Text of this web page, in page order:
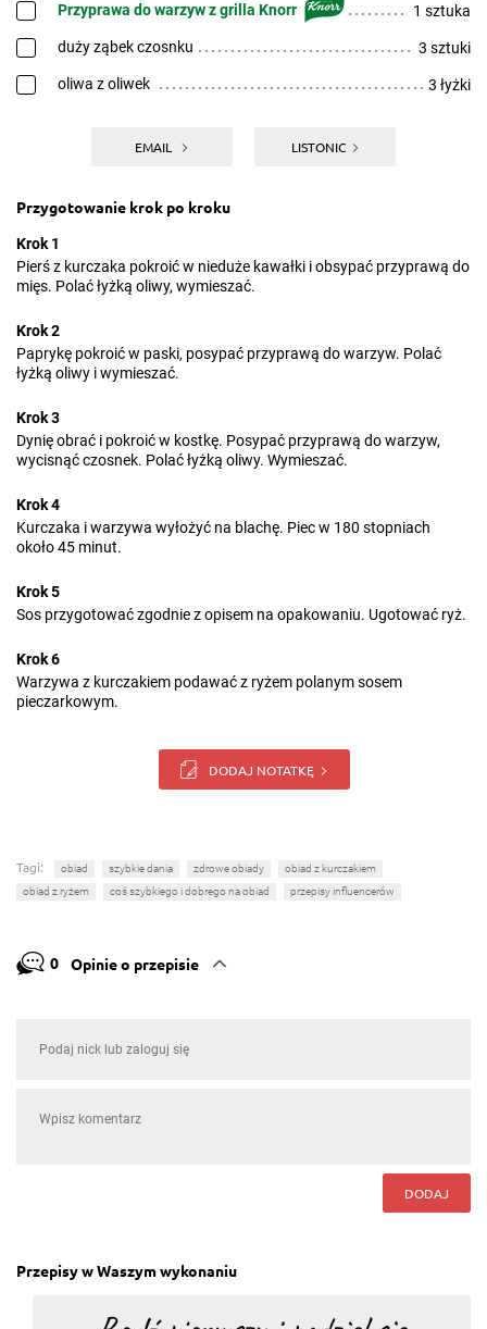
Przyprawa do warzyw z grilla Knorr 1 sztuka
duży ząbek czosnku 3 sztuki
oliwa z oliwek 3 łyżki
EMAIL LISTONIC
Przygotowanie krok po kroku
Krok 1
Pierś z kurczaka pokroić w nieduże kawałki i obsypać przyprawą do
mięs. Polać łyżką oliwy, wymieszać.
Krok 2
Paprykę pokroić w paski, posypać przyprawą do warzyw. Polać
łyżką oliwy i wymieszać.
Krok 3
Dynię obrać i pokroić w kostkę. Posypać przyprawą do warzyw,
wycisnąć czosnek. Polać łyżką oliwy. Wymieszać.
Krok 4
Kurczaka i warzywa wyłożyć na blachę. Piec w 180 stopniach
około 45 minut.
Krok 5
Sos przygotować zgodnie z opisem na opakowaniu. Ugotować ryż.
Krok 6
Warzywa z kurczakiem podawać z ryżem polanym sosem
pieczarkowym.
DODAJ NOTATKĘ
Tagi: obiad szybkie dania zdrowe obiady
obiad z kurczakiem
obiad z ryżem
coś szybkiego i dobrego na obiad przepisy influencerów
0 Opinie o przepisie
DODAJ
Przepisy w Waszym wykonaniu